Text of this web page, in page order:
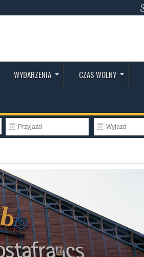
WYDARZENIA CZAS WOLNY